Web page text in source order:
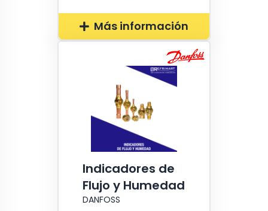
Más información
Indicadores de
Flujo y Humedad
DANFOSS